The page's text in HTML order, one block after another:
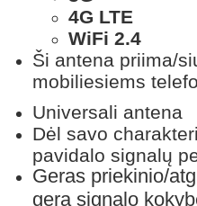
4G LTE
WiFi 2.4
Ši antena priima/
mobiliesiems
Universali antena
Dėl savo
pavidalo signalų
Geras priekinio/
gerą signalo